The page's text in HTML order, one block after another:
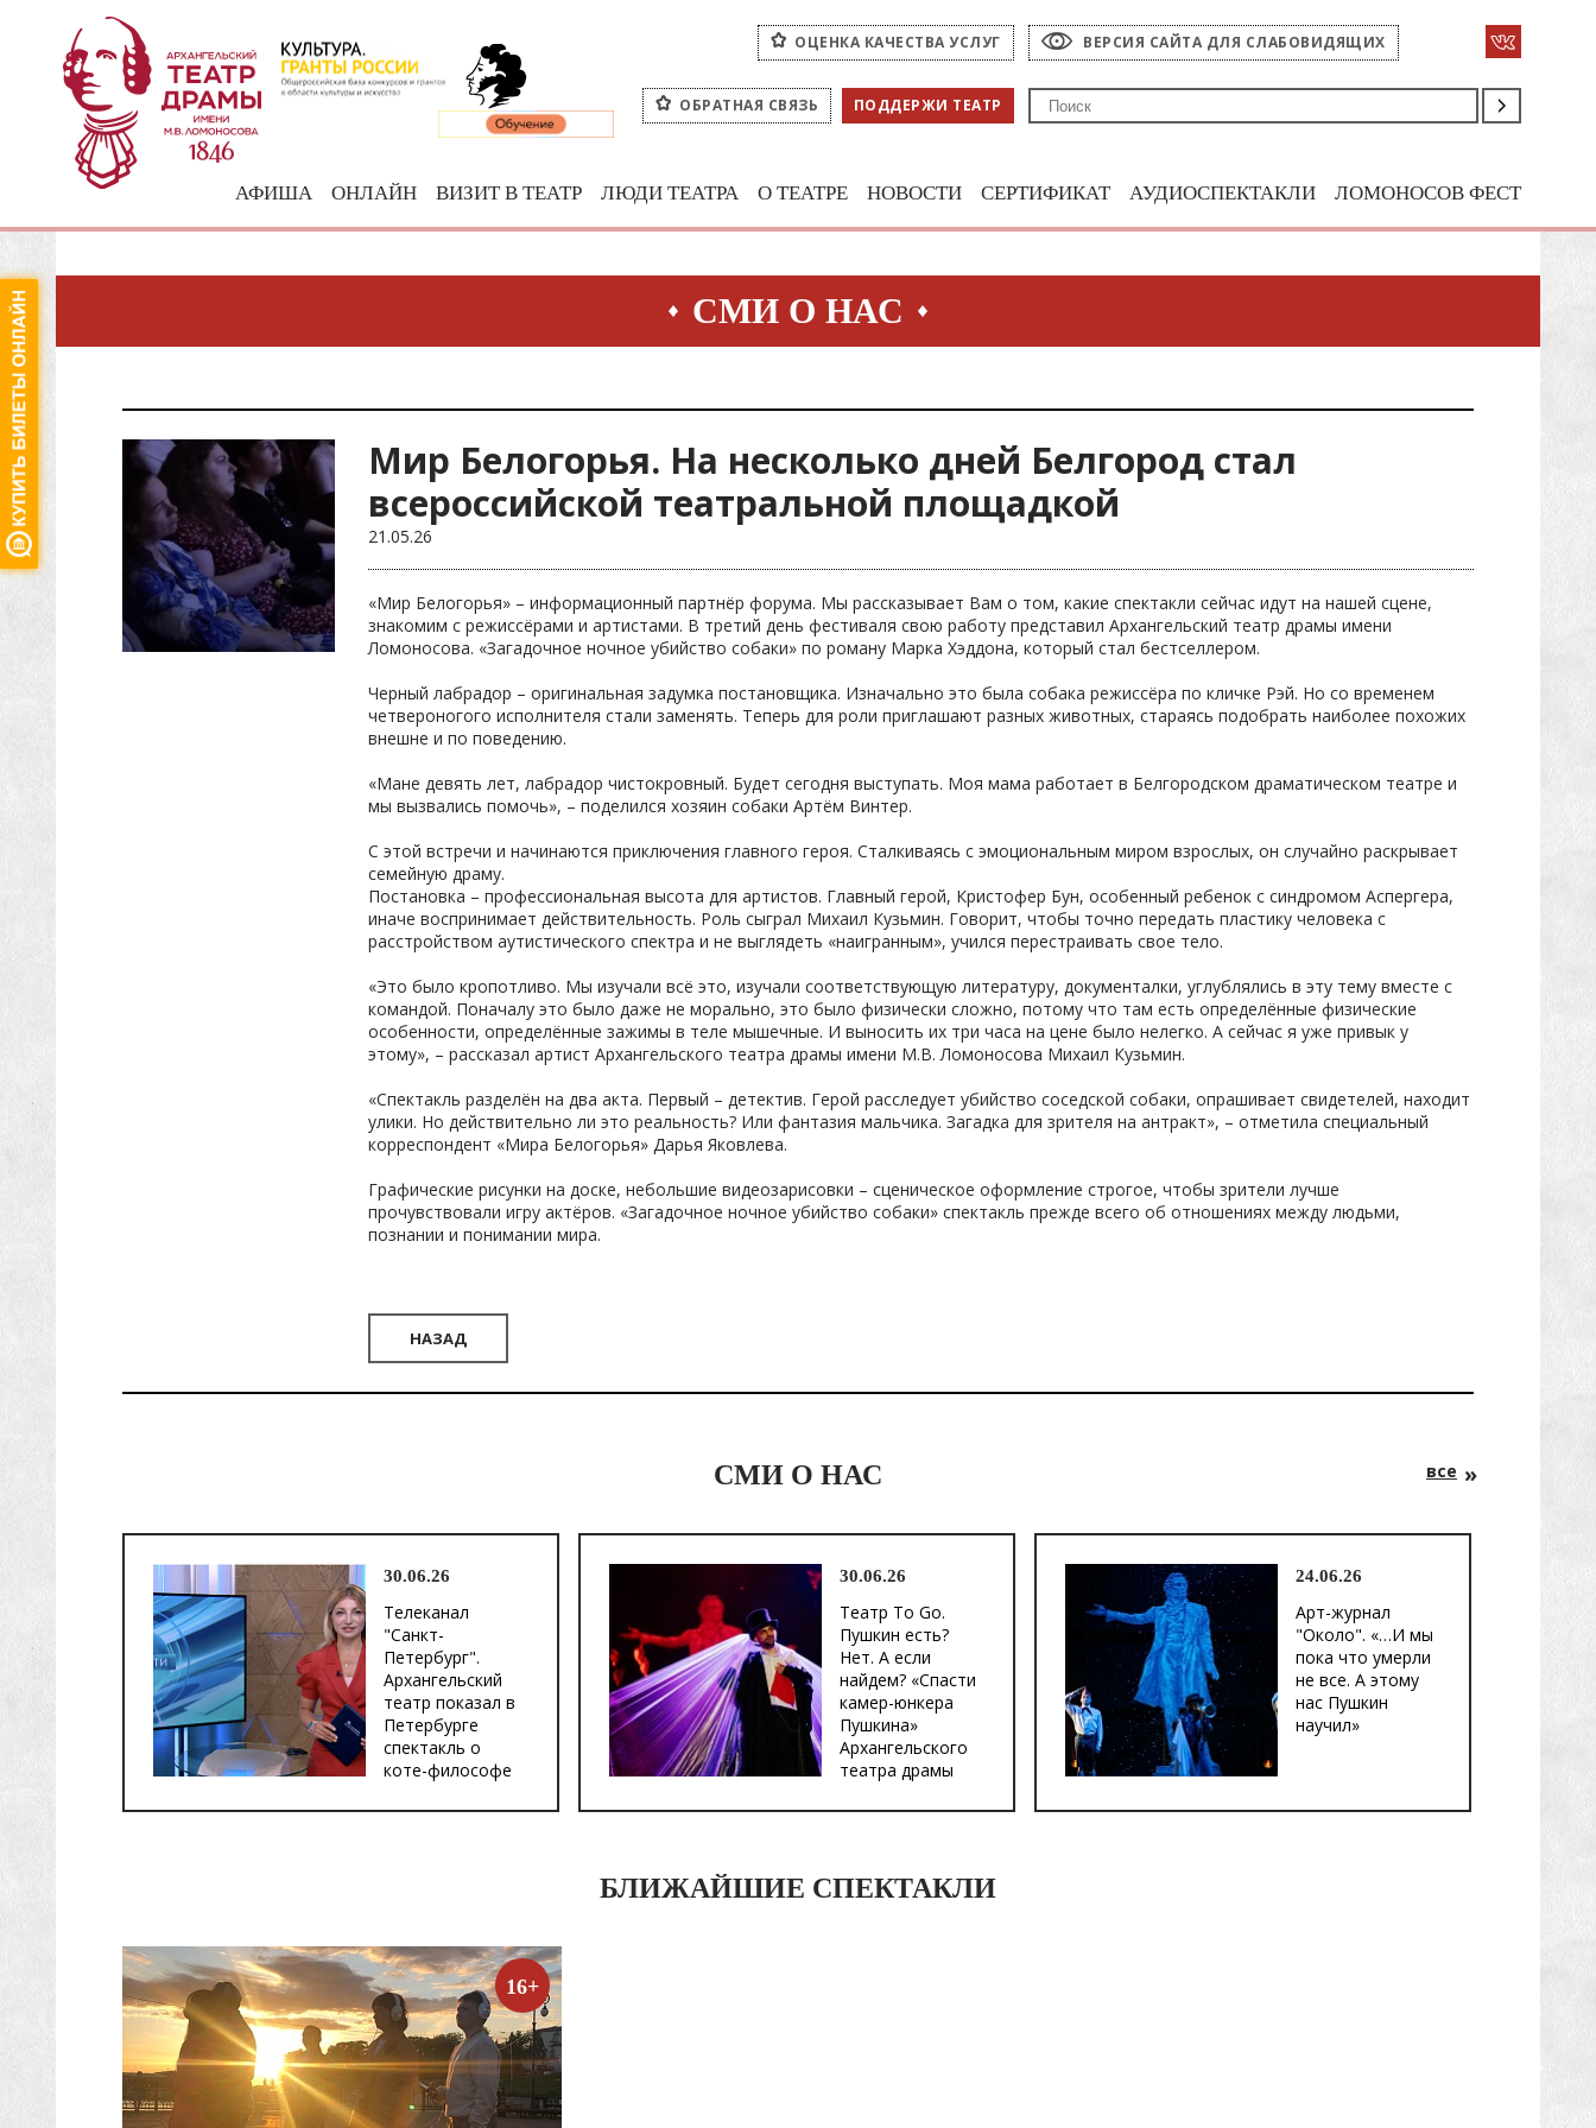
ОЦЕНКА КАЧЕСТВА УСЛУГ ВЕРСИЯ САЙТА ДЛЯ СЛАБОВИДЯЩИХ
ОБРАТНАЯ СВЯЗЬ ПОДДЕРЖИ ТЕАТР
АФИША ОНЛАЙН ВИЗИТ В ТЕАТР ЛЮДИ ТЕАТРА О ТЕАТРЕ НОВОСТИ СЕРТИФИКАТ АУДИОСПЕКТАКЛИ ЛОМОНОСОВ ФЕСТ
СМИ О НАС
Мир Белогорья. На несколько дней Белгород стал
всероссийской театральной площадкой
21.05.26
«Мир Белогорья» – информационный партнёр форума. Мы рассказывает Вам о том, какие спектакли сейчас идут на нашей сцене,
знакомим с режиссёрами и артистами. В третий день фестиваля свою работу представил Архангельский театр драмы имени
Ломоносова. «Загадочное ночное убийство собаки» по роману Марка Хэддона, который стал бестселлером.
Черный лабрадор – оригинальная задумка постановщика. Изначально это была собака режиссёра по кличке Рэй. Но со временем
четвероногого исполнителя стали заменять. Теперь для роли приглашают разных животных, стараясь подобрать наиболее похожих
внешне и по поведению.
«Мане девять лет, лабрадор чистокровный. Будет сегодня выступать. Моя мама работает в Белгородском драматическом театре и
мы вызвались помочь», – поделился хозяин собаки Артём Винтер.
С этой встречи и начинаются приключения главного героя. Сталкиваясь с эмоциональным миром взрослых, он случайно раскрывает
семейную драму.
Постановка – профессиональная высота для артистов. Главный герой, Кристофер Бун, особенный ребенок с синдромом Аспергера,
иначе воспринимает действительность. Роль сыграл Михаил Кузьмин. Говорит, чтобы точно передать пластику человека с
расстройством аутистического спектра и не выглядеть «наигранным», учился перестраивать свое тело.
«Это было кропотливо. Мы изучали всё это, изучали соответствующую литературу, документалки, углублялись в эту тему вместе с
командой. Поначалу это было даже не морально, это было физически сложно, потому что там есть определённые физические
особенности, определённые зажимы в теле мышечные. И выносить их три часа на цене было нелегко. А сейчас я уже привык у
этому», – рассказал артист Архангельского театра драмы имени М.В. Ломоносова Михаил Кузьмин.
«Спектакль разделён на два акта. Первый – детектив. Герой расследует убийство соседской собаки, опрашивает свидетелей, находит
улики. Но действительно ли это реальность? Или фантазия мальчика. Загадка для зрителя на антракт», – отметила специальный
корреспондент «Мира Белогорья» Дарья Яковлева.
Графические рисунки на доске, небольшие видеозарисовки – сценическое оформление строгое, чтобы зрители лучше
прочувствовали игру актёров. «Загадочное ночное убийство собаки» спектакль прежде всего об отношениях между людьми,
познании и понимании мира.
НАЗАД
СМИ О НАС все
30.06.26
Телеканал
"Санкт-
Петербург".
Архангельский
театр показал в
Петербурге
спектакль о
коте-философе
30.06.26
Театр To Go.
Пушкин есть?
Нет. А если
найдем? «Спасти
камер-юнкера
Пушкина»
Архангельского
театра драмы
24.06.26
Арт-журнал
"Около". «…И мы
пока что умерли
не все. А этому
нас Пушкин
научил»
БЛИЖАЙШИЕ СПЕКТАКЛИ
16+